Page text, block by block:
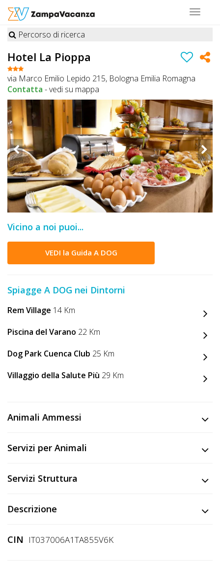
Toggle
STRUTTURE
A
DOG
LUOGHI
A
DOG
OFFERTE
A
DOG
A
CODICE
SCONTO
Tutorial
Lavora
con
Noi
Attività
Percorso di ricerca
Hotel La Pioppa
via Marco Emilio Lepido 215, Bologna Emilia Romagna
Contatta -vedi su mappa
Vicino a noi puoi...
VEDI la Guida A DOG
Spiagge A DOG nei Dintorni
Rem Village 14 Km
Piscina del Varano 22 Km
Dog Park Cuenca Club 25 Km
Villaggio della Salute Più 29 Km
Animali Ammessi
Servizi per Animali
Servizi Struttura
Descrizione
CIN IT037006A1TA855V6K